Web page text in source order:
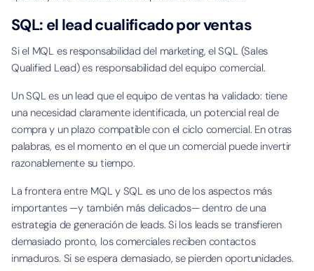
SQL: el lead cualificado por ventas
Si el MQL es responsabilidad del marketing, el SQL (Sales
Qualified Lead) es responsabilidad del equipo comercial.
Un SQL es un lead que el equipo de ventas ha validado: tiene
una necesidad claramente identificada, un potencial real de
compra y un plazo compatible con el ciclo comercial. En otras
palabras, es el momento en el que un comercial puede invertir
razonablemente su tiempo.
La frontera entre MQL y SQL es uno de los aspectos más
importantes —y también más delicados— dentro de una
estrategia de generación de leads. Si los leads se transfieren
demasiado pronto, los comerciales reciben contactos
inmaduros. Si se espera demasiado, se pierden oportunidades.